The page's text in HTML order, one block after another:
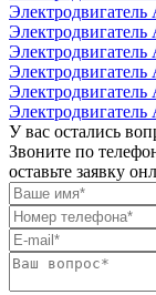
Электродвигатель
У вас остались
Звоните по
оставьте заявку